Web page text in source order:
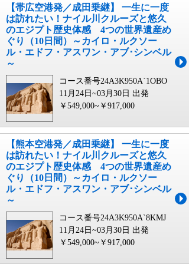
【帯広空港発／成田乗継】 一生に一度
は訪れたい！ナイル川クルーズと悠久
のエジプト歴史体感 4つの世界遺産め
ぐり（10日間）～カイロ・ルクソー
ル・エドフ・アスワン・アブ･シンベル
～
コース番号24A3K950A`1OBO
11月24日~03月30日 出発
￥549,000~￥917,000
【熊本空港発／成田乗継】 一生に一度
は訪れたい！ナイル川クルーズと悠久
のエジプト歴史体感 4つの世界遺産め
ぐり（10日間）～カイロ・ルクソー
ル・エドフ・アスワン・アブ･シンベル
～
コース番号24A3K950A`8KMJ
11月24日~03月30日 出発
￥549,000~￥917,000